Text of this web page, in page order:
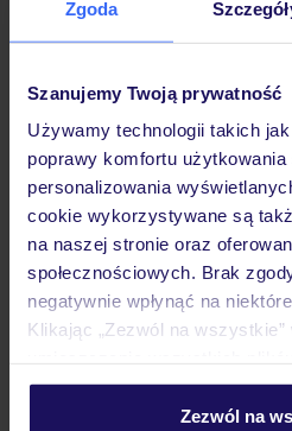
Zgoda
Szanujemy Twoją prywatność
Używamy technologii takich
poprawy komfortu użytkowania
personalizowania
cookie wykorzystywane są
na naszej stronie oraz
społecznościowych. Brak
negatywnie wpłynąć na
Klikając „Zezwól na
personalizować swój wybór
Zezwól na
Hotel
Opinie
Pokoje
Atrakcje